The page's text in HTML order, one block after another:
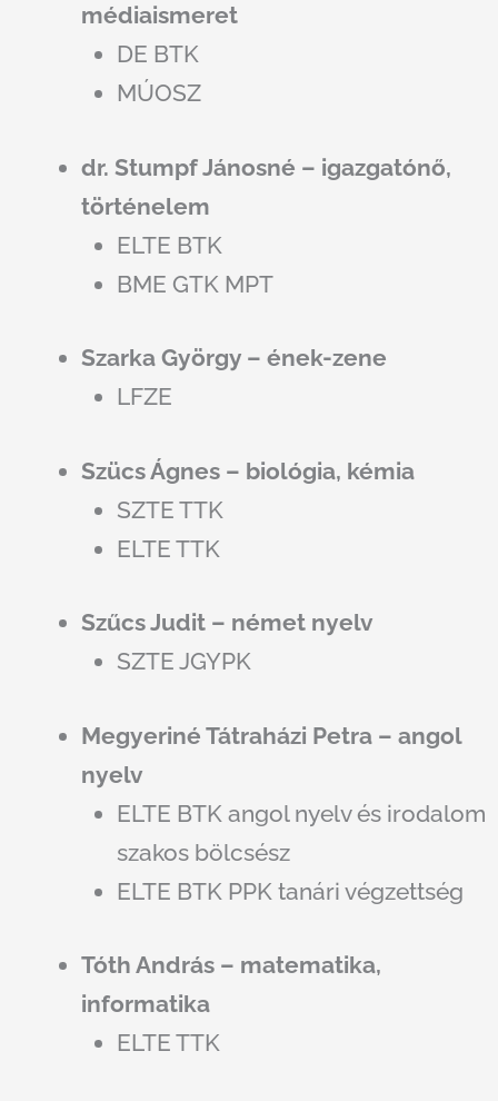
médiaismeret
DE BTK
MÚOSZ
dr. Stumpf Jánosné – igazgatónő,
történelem
ELTE BTK
BME GTK MPT
Szarka György – ének-zene
LFZE
Szücs Ágnes – biológia, kémia
SZTE TTK
ELTE TTK
Szűcs Judit – német nyelv
SZTE JGYPK
Megyeriné Tátraházi Petra – angol
nyelv
ELTE BTK angol nyelv és irodalom
szakos bölcsész
ELTE BTK PPK tanári végzettség
Tóth András – matematika,
informatika
ELTE TTK